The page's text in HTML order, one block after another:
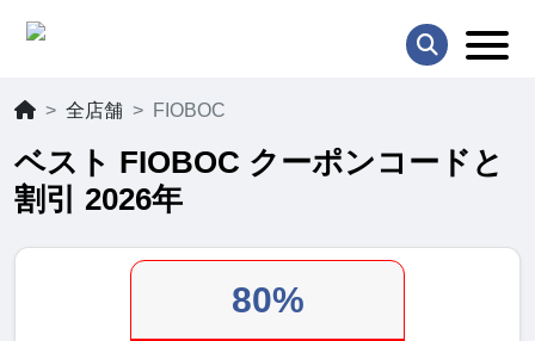
全店舗 FIOBOC
ベスト FIOBOC クーポンコードと
割引 2026年
80%